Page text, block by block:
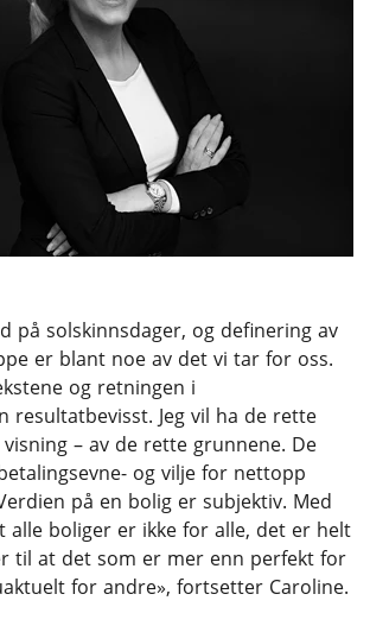
på solskinnsdager, og definering av
er blant noe av det vi tar for oss.
og retningen i
resultatbevisst. Jeg vil ha de rette
– av de rette grunnene. De
og vilje for nettopp
på en bolig er subjektiv. Med
alle boliger er ikke for alle, det er helt
til at det som er mer enn perfekt for
for andre», fortsetter Caroline.